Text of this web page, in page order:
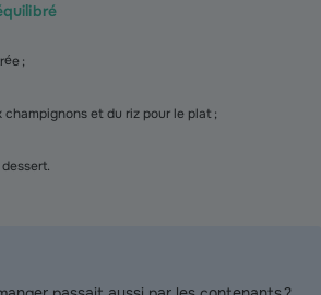
;
et du riz pour le plat ;